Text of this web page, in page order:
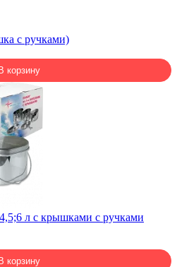
с ручками)
корзину
л с крышками с ручками
корзину